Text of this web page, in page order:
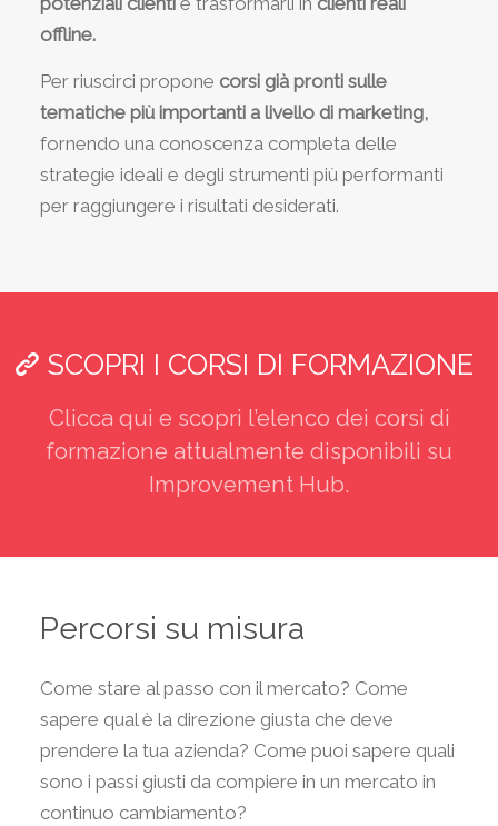
offline.
Per riuscirci propone corsi già pronti sulle
tematiche più importanti a livello di marketing,
fornendo una conoscenza completa delle
strategie ideali e degli strumenti più performanti
per raggiungere i risultati desiderati.
SCOPRI I CORSI DI FORMAZIONE
Clicca qui e scopri l’elenco dei corsi di
formazione attualmente disponibili su
Improvement Hub.
Percorsi su misura
Come stare al passo con il mercato? Come
sapere qual è la direzione giusta che deve
prendere la tua azienda? Come puoi sapere quali
sono i passi giusti da compiere in un mercato in
continuo cambiamento?